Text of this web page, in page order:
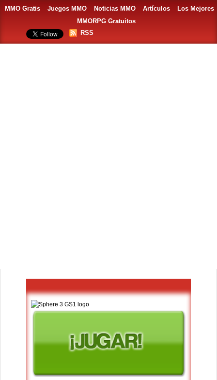
MMO Gratis Juegos MMO Noticias MMO Artículos
Los Mejores
MMORPG Gratuitos
RSS